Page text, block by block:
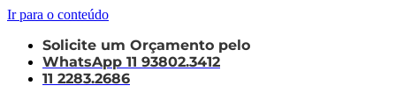
Ir para o conteúdo
Solicite um Orçamento pelo
WhatsApp 11 93802.3412
11 2283.2686